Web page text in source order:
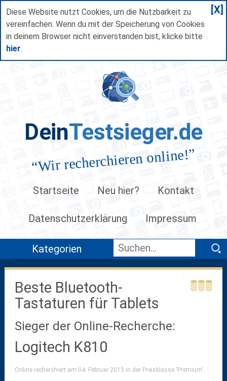
Diese Website nutzt Cookies, um die Nutzbarkeit zu
vereinfachen. Wenn du mit der Speicherung von Cookies
in deinem Browser nicht einverstanden bist, klicke bitte
hier.
[X]
DeinTestsieger.de
“Wir recherchieren online!”
Startseite Neu hier? Kontakt
Datenschutzerklärung Impressum
Kategorien
Beste Bluetooth-
Tastaturen für Tablets
Sieger der Online-Recherche:
Logitech K810
Online recherchiert am 04. Februar 2013 in der Preisklasse 'Premium'.